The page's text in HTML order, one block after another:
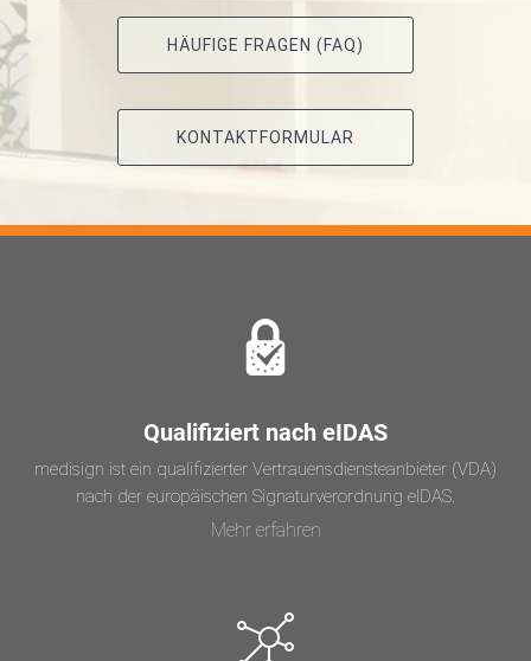
HÄUFIGE FRAGEN (FAQ)
KONTAKTFORMULAR
Qualifiziert nach eIDAS
medisign ist ein qualifizierter Vertrauensdiensteanbieter (VDA)
nach der europäischen Signaturverordnung eIDAS.
Mehr erfahren